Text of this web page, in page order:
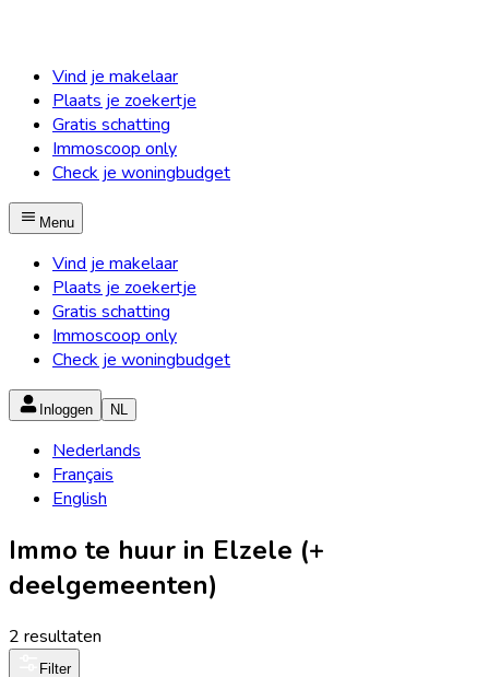
Vind je makelaar
Plaats je zoekertje
Gratis schatting
Immoscoop only
Check je woningbudget
Menu
Vind je makelaar
Plaats je zoekertje
Gratis schatting
Immoscoop only
Check je woningbudget
Inloggen NL
Nederlands
Français
English
Immo te huur in Elzele (+
deelgemeenten)
2 resultaten
Filter